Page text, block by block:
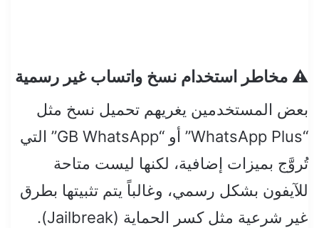
⚠️ مخاطر استخدام نسخ واتساب غير رسمية
بعض المستخدمين يغريهم تحميل نسخ مثل
“WhatsApp Plus” أو “GB WhatsApp” التي
تُروَّج بميزات إضافية، لكنها ليست متاحة
للآيفون بشكل رسمي، وغالباً يتم تثبيتها بطرق
غير شرعية مثل كسر الحماية (Jailbreak).